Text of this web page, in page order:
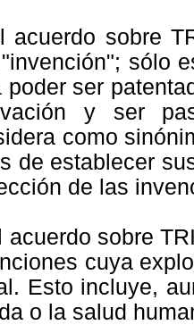
acuerdo sobre
sólo
poder ser
y ser
como
de establecer
de las
acuerdo sobre
cuya
Esto incluye,
o la salud